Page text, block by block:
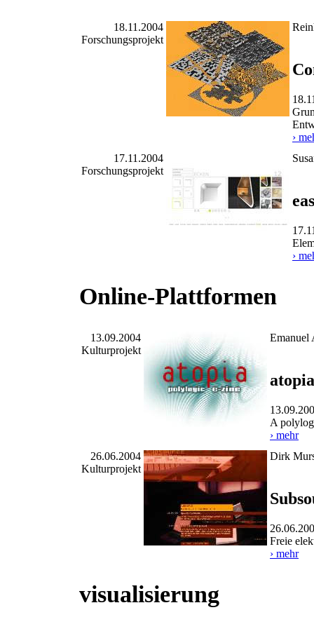
18.11.2004
Forschungsprojekt
›
17.11.2004
Forschungsprojekt
›
Online-Plattformen
13.09.2004
Kulturprojekt
Emanuel
atopia
A
› mehr
26.06.2004
Kulturprojekt
Dirk
Freie
› mehr
visualisierung